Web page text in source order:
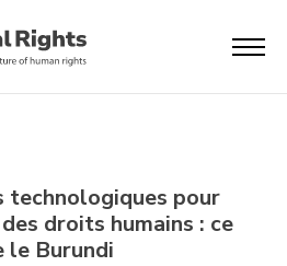
pour
droits humains : ce
le Burundi